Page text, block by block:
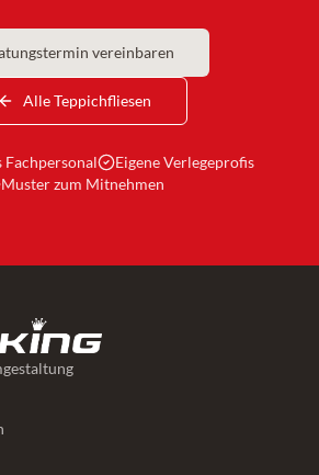
vereinbaren
Alle Teppichfliesen
Eigene Verlegeprofis
Muster zum Mitnehmen